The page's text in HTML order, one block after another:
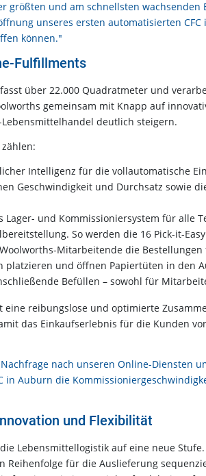
größten und am schnellsten wachsenden
unseres ersten automatisierten
können."
Fulfillments
über 22.000 Quadratmeter und
gemeinsam mit Knapp auf
deutlich steigern.
Intelligenz für die vollautomatische
Geschwindigkeit und Durchsatz sowie
Lager- und Kommissioniersystem für alle
So werden die 16 Pick-it-
Mitarbeitende die
platzieren und öffnen Papiertüten in den
Befüllen – sowohl für
eine reibungslose und optimierte
das Einkaufserlebnis für die Kunden
nach unseren Online-Diensten
in Auburn die
und Flexibilität
Lebensmittellogistik auf eine neue
für die Auslieferung